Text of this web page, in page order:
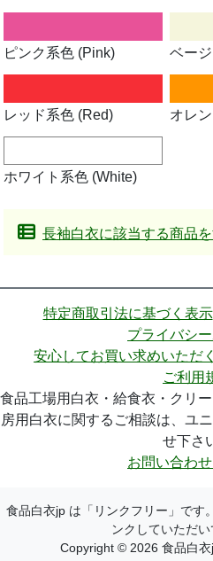
ピンク系色 (Pink) ベー
レッド系色 (Red) オレ
ホワイト系色 (White)
長袖白衣に該当する商品
特定商取引法に基づく表示
プライバシ
安心してお買い求めいただ
ご利用
食品工場用白衣・給食衣・クリ
房用白衣に関するご相談は、ユ
せ下さ
お問い合わ
食品白衣jp は「リンクフリー」です
ンクしていただい
Copyright © 2026 食品白衣